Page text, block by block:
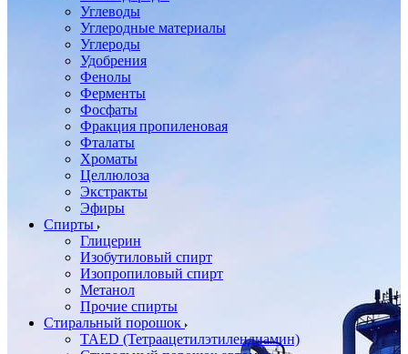
Углеводы
Углеродные материалы
Углероды
Удобрения
Фенолы
Ферменты
Фосфаты
Фракция пропиленовая
Фталаты
Хроматы
Целлюлоза
Экстракты
Эфиры
Спирты
Глицерин
Изобутиловый спирт
Изопропиловый спирт
Метанол
Прочие спирты
Стиральный порошок
TAED (Тетраацетилэтилендиамин)